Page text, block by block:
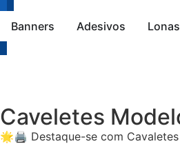
Banners Adesivos Lonas
Caveletes
🌟🖨️ Destaque-se com